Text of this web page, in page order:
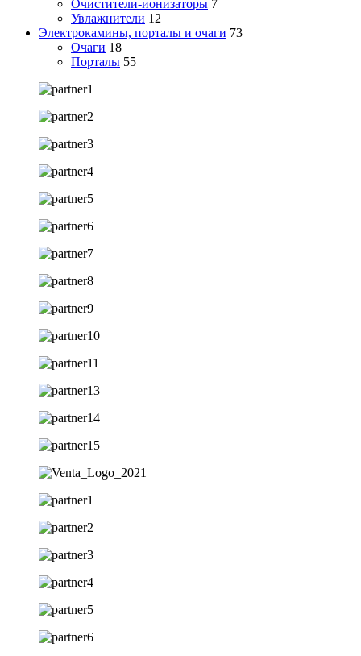
Очистители-ионизаторы 7
Увлажнители 12
Электрокамины, порталы и очаги 73
Очаги 18
Порталы 55